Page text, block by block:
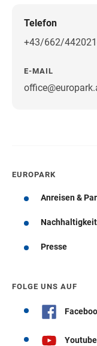
Telefon
+43/662/
E-MAIL
EUROPARK
Anreisen &
Nachhaltigkeit
Presse
FOLGE UNS AUF
Youtube